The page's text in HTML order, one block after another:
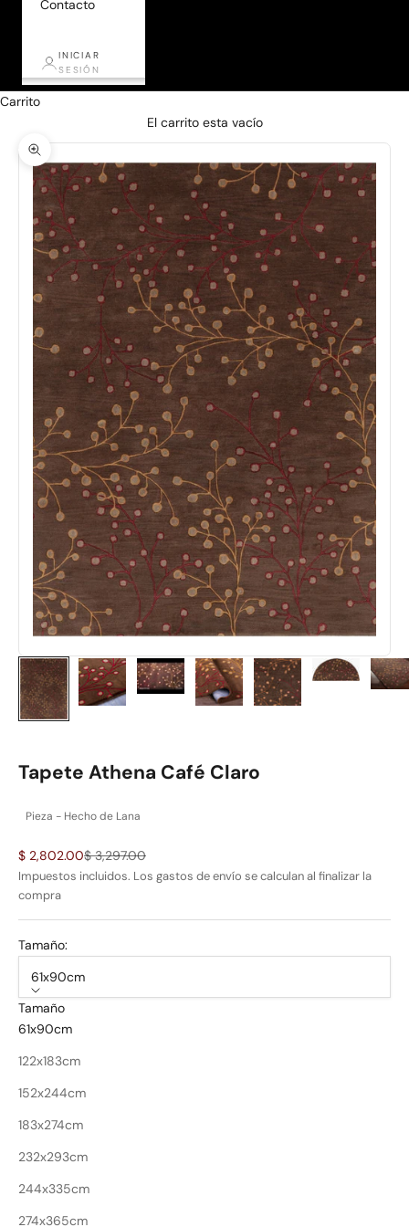
Contacto
INICIAR
SESIÓN
Carrito
El carrito esta vacío
Zoom
Tapete Athena Café Claro
Pieza - Hecho de Lana
Precio de oferta
$ 2,802.00Precio normal
$ 3,297.00
Impuestos incluidos. Los gastos de envío se calculan al finalizar la
compra
Tamaño:
61x90cm
Tamaño
61x90cm
122x183cm
152x244cm
183x274cm
232x293cm
244x335cm
274x365cm